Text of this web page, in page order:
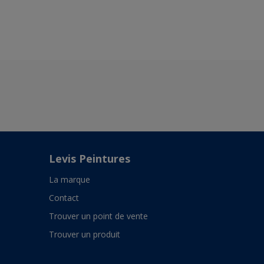
Levis Peintures
La marque
Contact
Trouver un point de vente
Trouver un produit